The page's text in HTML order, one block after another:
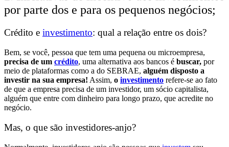
por parte dos e para os pequenos negócios;
Crédito e investimento: qual a relação entre os dois?
Bem, se você, pessoa que tem uma pequena ou microempresa,
precisa de um crédito, uma alternativa aos bancos é buscar, por
meio de plataformas como a do SEBRAE, alguém disposto a
investir na sua empresa! Assim, o investimento refere-se ao fato
de que a empresa precisa de um investidor, um sócio capitalista,
alguém que entre com dinheiro para longo prazo, que acredite no
negócio.
Mas, o que são investidores-anjo?